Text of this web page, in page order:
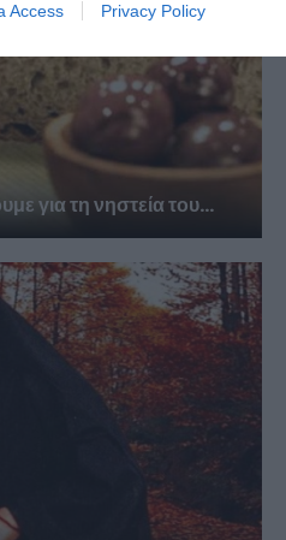
Access Privacy Policy
για τη νηστεία του...